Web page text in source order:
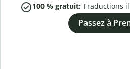
100 % gratuit: Traductions
Passez à